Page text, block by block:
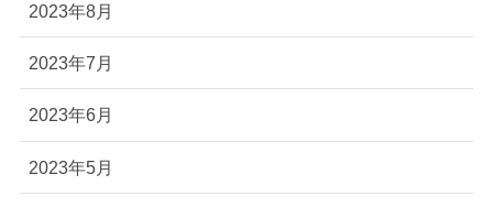
2023年8月
2023年7月
2023年6月
2023年5月